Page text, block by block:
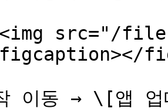
src="/files/
이동 → \[앱 업